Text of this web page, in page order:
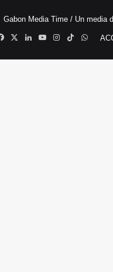
Gabon Media Time / Un media
Facebook
X LinkedinYouTubeInstagram
TikTok